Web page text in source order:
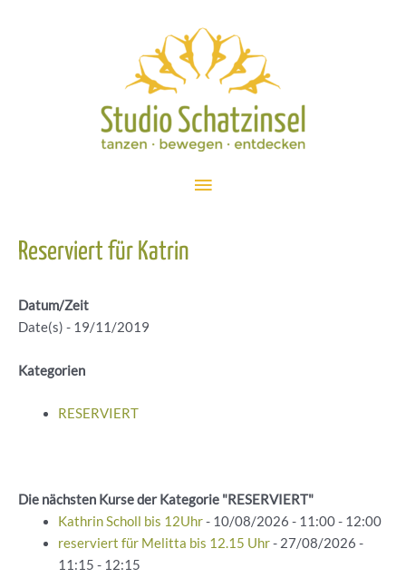
Hauptmenü
Reserviert für Katrin
Datum/Zeit
Date(s) - 19/11/2019
Kategorien
RESERVIERT
Die nächsten Kurse der Kategorie "RESERVIERT"
Kathrin Scholl bis 12Uhr- 10/08/2026 - 11:00 - 12:00
reserviert für Melitta bis 12.15 Uhr- 27/08/2026 -
11:15 - 12:15